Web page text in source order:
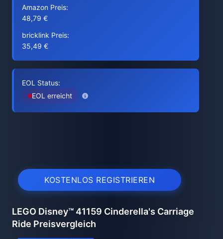
Amazon Preis:
48,79 €
bricklink Preis:
35,49 €
EOL Status:
EOL erreicht
KOSTENLOS REGISTRIEREN
LEGO Disney™ 41159 Cinderella's Carriage
Ride Preisvergleich